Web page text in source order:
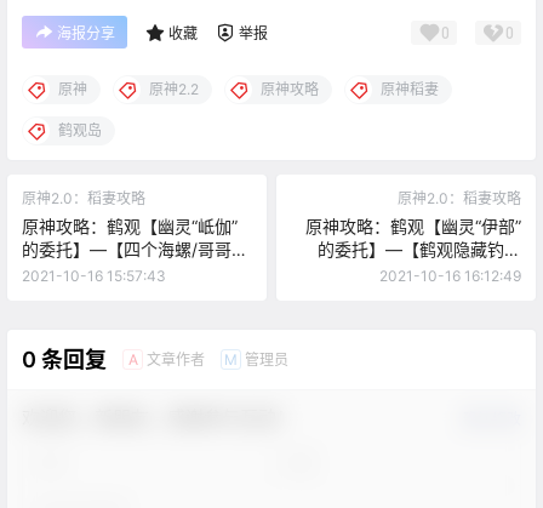
海报分享 收藏 举报 0 0
原神 原神2.2 原神攻略 原神稻妻
鹤观岛
原神2.0：稻妻攻略
原神攻略：鹤观【幽灵“岻伽”
的委托】—【四个海螺/哥哥的
宝藏】
2021-10-16 15:57:43
原神2.0：稻妻攻略
原神攻略：鹤观【幽灵“伊部”
的委托】—【鹤观隐藏钓鱼
点】
2021-10-16 16:12:49
0 条回复 A 文章作者 M 管理员